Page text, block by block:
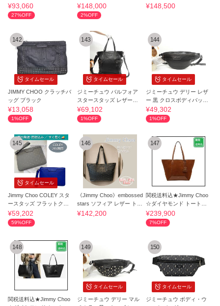
トポーチ
¥93,060
27%OFF
チ
¥148,000
2%OFF
トバッグ Ｌ
¥148,500
タイムセール
142
JIMMY CHOO クラッチバ
ッグ ブラック
¥13,058
1%OFF
タイムセール
143
ジミーチュウ バルフォア
スタースタッズ レザー黒
メンズ s付
¥69,102
1%OFF
タイムセール
144
ジミーチュウ デリー レザ
ー 黒 クロスボディバッグ
バムバッグ
¥49,302
1%OFF
タイムセール
145
Jimmy Choo COLEY スタ
ースタッズ フラットクラ
ッチバッグ
¥59,202
59%OFF
146
《Jimmy Choo》embossed
stars ソフィア レザー トー
トバッグ
¥142,200
147
関税送料込★Jimmy Choo
☆ダイヤモンド トートバ
ッグ ミディアム
¥239,900
7%OFF
148
関税送料込★Jimmy Choo
タイムセール
149
ジミーチュウ デリー マル
タイムセール
150
ジミーチュウ ボディ・ウ